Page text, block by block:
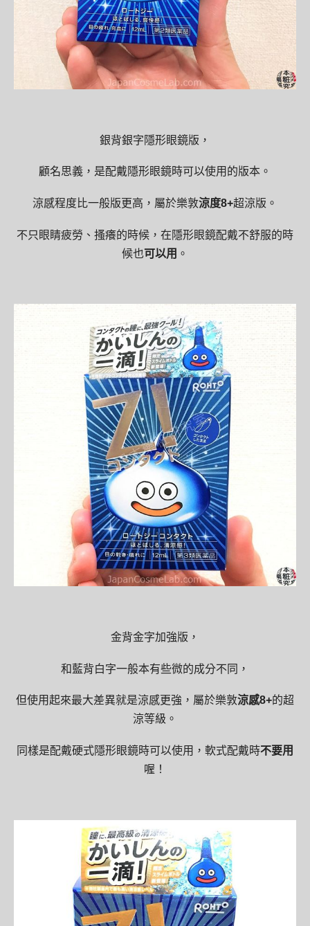
銀背銀字隱形眼鏡版，
顧名思義，是配戴隱形眼鏡時可以使用的版本。
涼感程度比一般版更高，屬於樂敦涼度8+超涼版。
不只眼睛疲勞、搔癢的時候，在隱形眼鏡配戴不舒服的時
候也可以用 。
金背金字加強版，
和藍背白字一般本有些微的成分不同，
但使用起來最大差異就是涼感更強，屬於樂敦涼感8+的超
涼等級。
同樣是配戴硬式隱形眼鏡時可以使用，軟式配戴時不要用
喔！